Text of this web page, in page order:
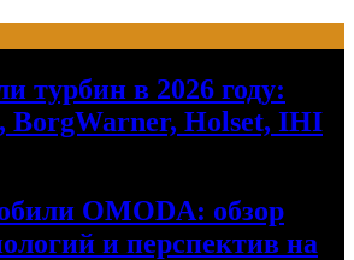
турбин в 2026 году:
BorgWarner, Holset, IHI
OMODA: обзор
и перспектив на